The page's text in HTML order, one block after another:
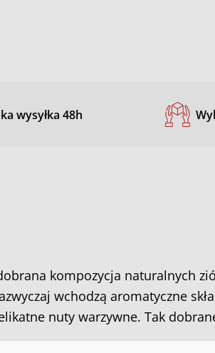
wysyłka 48h
kompozycja naturalnych
wchodzą aromatyczne
nuty warzywne. Tak